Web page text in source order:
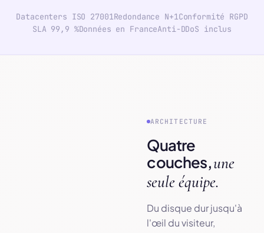
Datacenters ISO 27001Redondance N+1Conformité RGPD
SLA 99,9 %Données en FranceAnti-DDoS inclus
ARCHITECTURE
Quatre
couches,une
seule équipe.
Du disque dur jusqu'à
l'œil du visiteur,